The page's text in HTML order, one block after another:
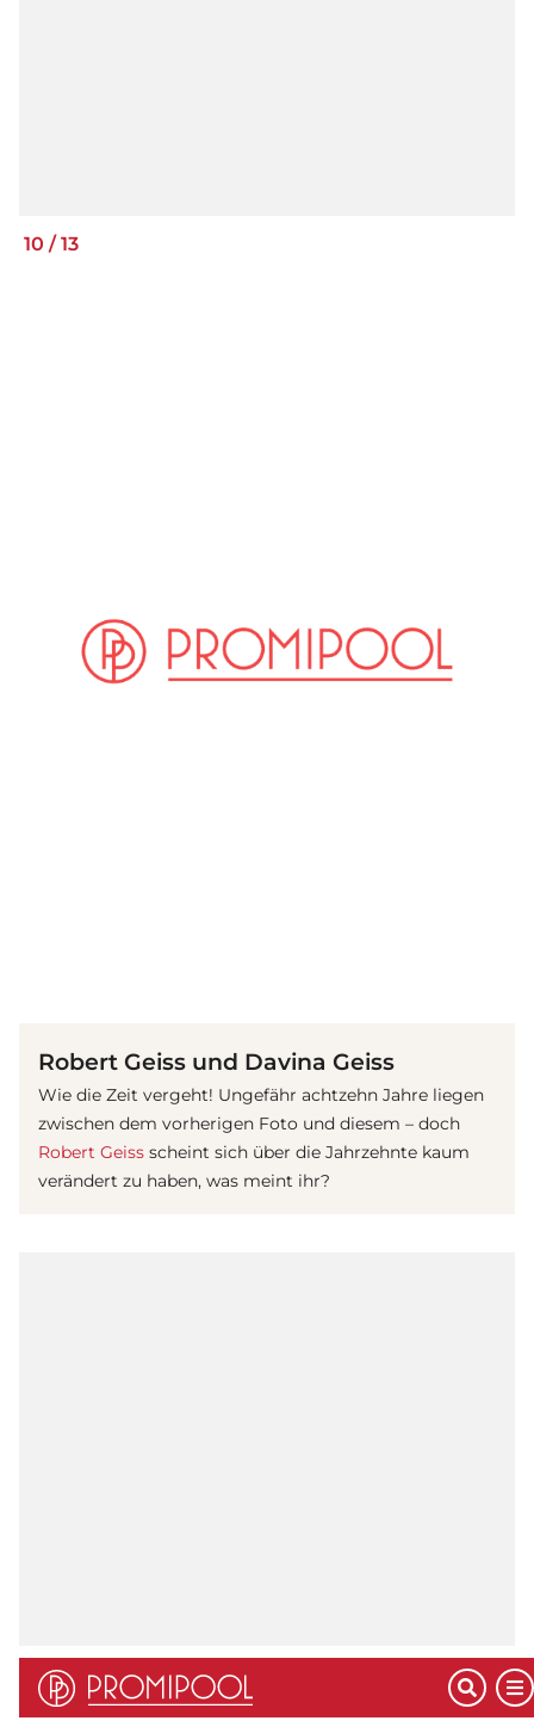
10 /13
Robert Geiss und Davina Geiss
Wie die Zeit vergeht! Ungefähr achtzehn Jahre liegen
zwischen dem vorherigen Foto und diesem – doch
Robert Geiss scheint sich über die Jahrzehnte kaum
verändert zu haben, was meint ihr?